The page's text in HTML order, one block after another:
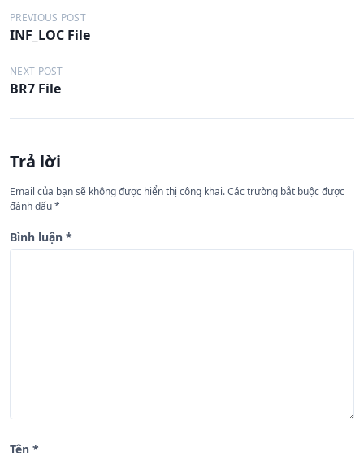
Đ
i
ề
u
h
ớ
n
g
b
PREVIOUS POST
INF_LOC File
NEXT POST
BR7 File
Trả lời
Email của bạn sẽ không được hiển thị công khai.Các trường bắt buộc được
đánh dấu*
Bình luận *
Tên *